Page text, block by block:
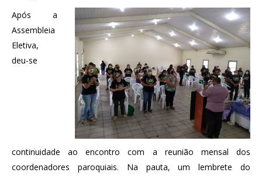
Após a
Assembleia
Eletiva,
deu-se
continuidade ao encontro com a reunião mensal dos
coordenadores paroquiais. Na pauta, um lembrete do